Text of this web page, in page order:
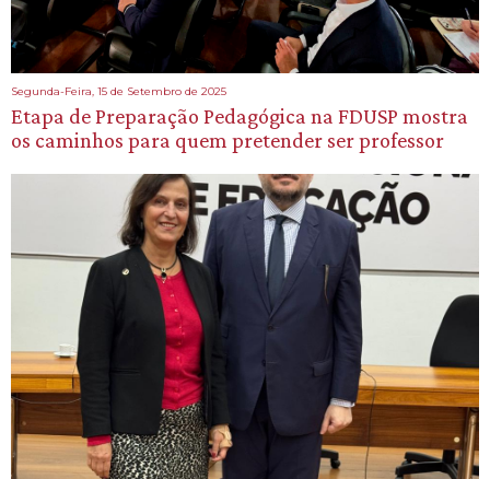
Segunda-Feira, 15 de Setembro de 2025
Etapa de Preparação Pedagógica na FDUSP mostra
os caminhos para quem pretender ser professor